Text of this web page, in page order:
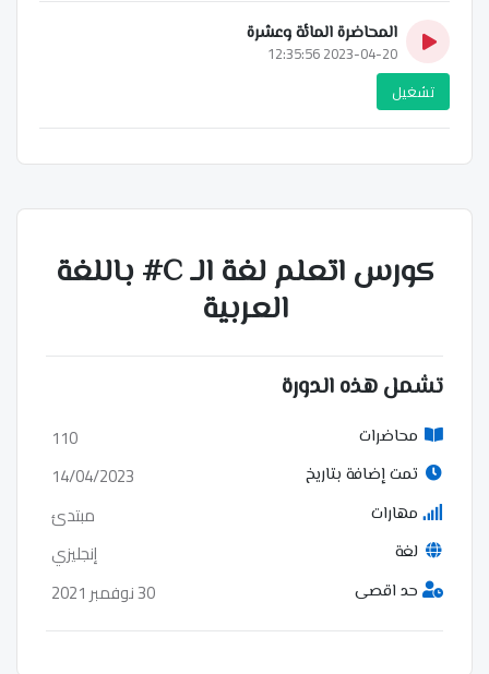
المحاضرة المائة وعشرة
2023-04-20 12:35:56
تشغيل
كورس اتعلم لغة الـ C# باللغة
العربية
تشمل هذه الدورة
محاضرات 110
تمت إضافة بتاريخ 14/04/2023
مهارات مبتدئ
لغة إنجليزي
حد اقصى 30 نوفمبر 2021